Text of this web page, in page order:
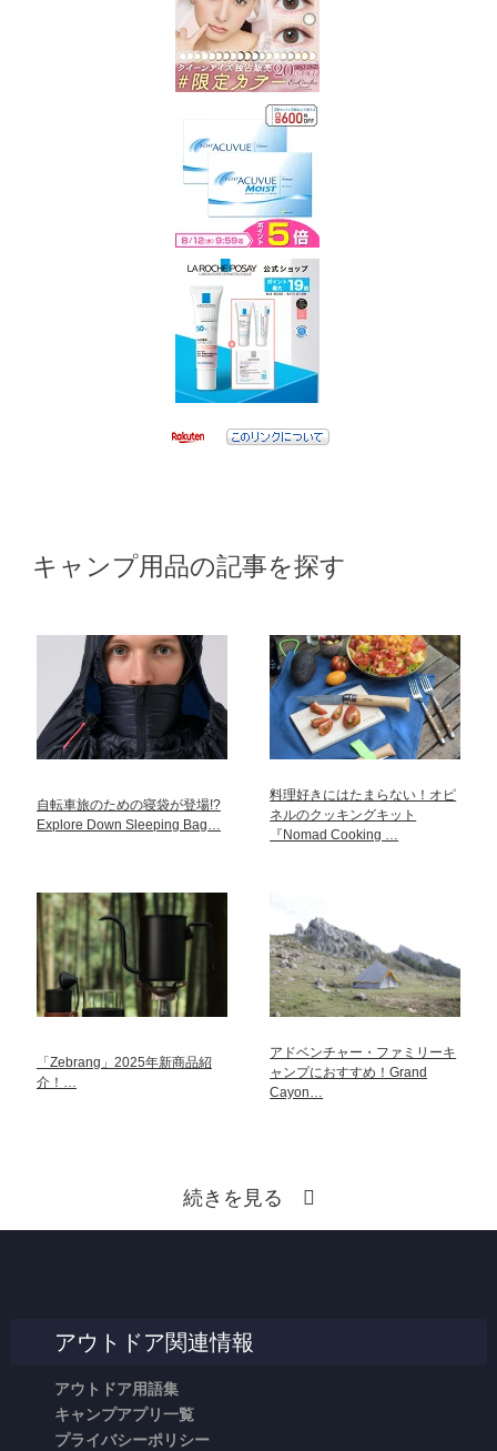
キャンプ用品の記事を探す
自転車旅のための寝袋が登場!?
Explore Down Sleeping Bag…
料理好きにはたまらない！オピ
ネルのクッキングキット
『Nomad Cooking …
「Zebrang」2025年新商品紹
介！…
アドベンチャー・ファミリーキ
ャンプにおすすめ！Grand
Cayon…
続きを見る
アウトドア関連情報
アウトドア用語集
キャンプアプリ一覧
プライバシーポリシー